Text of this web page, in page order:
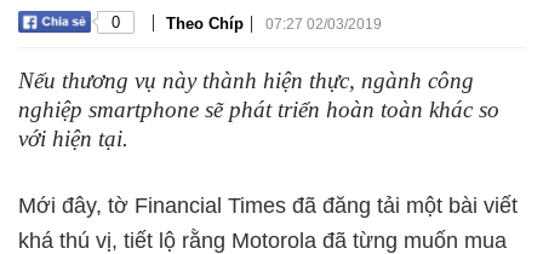
0 | Theo Chíp | 07:27 02/03/2019
Nếu thương vụ này thành hiện thực, ngành công
nghiệp smartphone sẽ phát triển hoàn toàn khác so
với hiện tại.
Mới đây, tờ Financial Times đã đăng tải một bài viết
khá thú vị, tiết lộ rằng Motorola đã từng muốn mua